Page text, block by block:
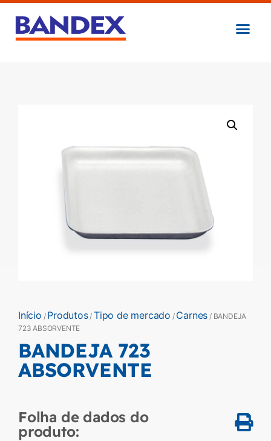
Início / Produtos/Tipo de mercado / Carnes / BANDEJA
723 ABSORVENTE
BANDEJA 723
ABSORVENTE
Folha de dados do
produto: